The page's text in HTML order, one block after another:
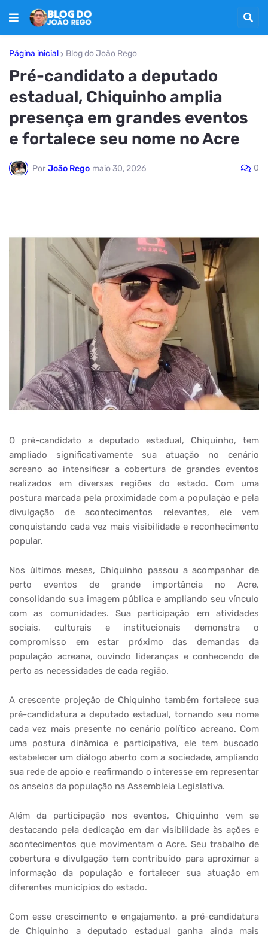
Página inicial Blog do João Rego
Pré-candidato a deputado
estadual, Chiquinho amplia
presença em grandes eventos
e fortalece seu nome no Acre
Por João Rego maio 30, 2026 0
O pré-candidato a deputado estadual, Chiquinho, tem
ampliado significativamente sua atuação no cenário
acreano ao intensificar a cobertura de grandes eventos
realizados em diversas regiões do estado. Com uma
postura marcada pela proximidade com a população e pela
divulgação de acontecimentos relevantes, ele vem
conquistando cada vez mais visibilidade e reconhecimento
popular.
Nos últimos meses, Chiquinho passou a acompanhar de
perto eventos de grande importância no Acre,
consolidando sua imagem pública e ampliando seu vínculo
com as comunidades. Sua participação em atividades
sociais, culturais e institucionais demonstra o
compromisso em estar próximo das demandas da
população acreana, ouvindo lideranças e conhecendo de
perto as necessidades de cada região.
A crescente projeção de Chiquinho também fortalece sua
pré-candidatura a deputado estadual, tornando seu nome
cada vez mais presente no cenário político acreano. Com
uma postura dinâmica e participativa, ele tem buscado
estabelecer um diálogo aberto com a sociedade, ampliando
sua rede de apoio e reafirmando o interesse em representar
os anseios da população na Assembleia Legislativa.
Além da participação nos eventos, Chiquinho vem se
destacando pela dedicação em dar visibilidade às ações e
acontecimentos que movimentam o Acre. Seu trabalho de
cobertura e divulgação tem contribuído para aproximar a
informação da população e fortalecer sua atuação em
diferentes municípios do estado.
Com esse crescimento e engajamento, a pré-candidatura
de Chiquinho a deputado estadual ganha ainda mais